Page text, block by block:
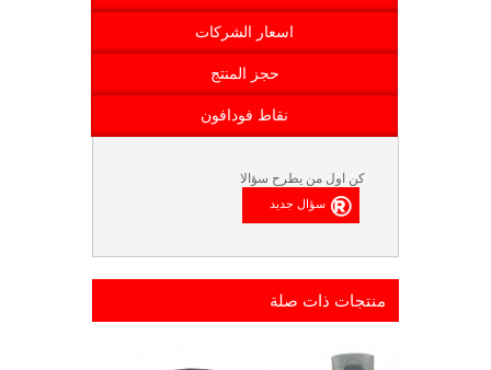
اسعار الشركات
حجز المنتج
نقاط فودافون
كن اول من يطرح سؤالا
منتجات ذات صلة